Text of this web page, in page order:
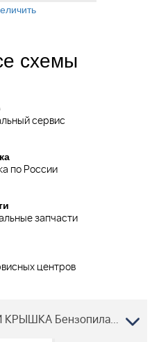
схемы
сервис
по России
запчасти
центров
1 ЦЕПНОЙ ТОРМОЗ И КРЫШКА Бензопила JONSERED 2054 2055